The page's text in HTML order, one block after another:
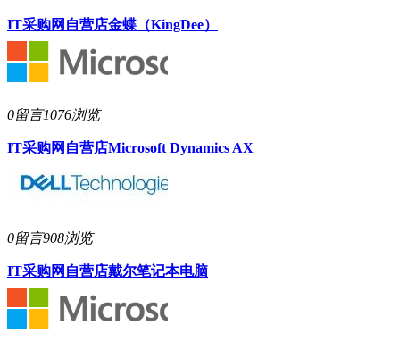
IT采购网自营店金蝶（KingDee）
0留言1076浏览
IT采购网自营店Microsoft Dynamics AX
0留言908浏览
IT采购网自营店戴尔笔记本电脑